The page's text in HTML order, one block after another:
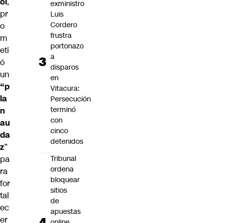
pr
o
m
eti
ó
un
“p
la
n
au
da
z”
pa
ra
for
tal
ec
er
exministro
Luis
Cordero
frustra
portonazo
a
disparos
en
Vitacura:
Persecución
terminó
con
cinco
detenidos
Tribunal
ordena
bloquear
sitios
de
apuestas